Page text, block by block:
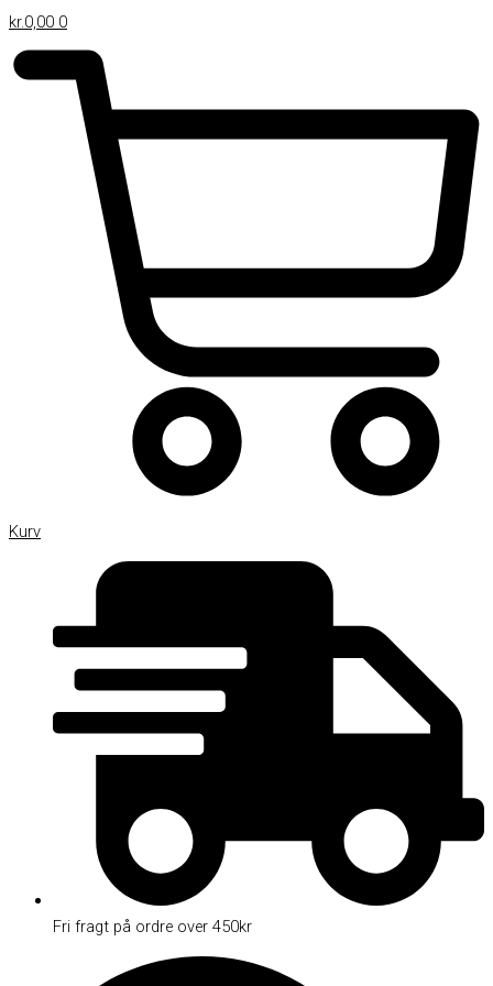
Gå
indholdet
kr.0,00 0
Kurv
Fri fragt på ordre over 450kr